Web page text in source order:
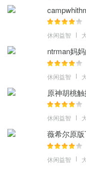
合成功击败敌人
多种不同的恐龙训练战
斗模式的新鲜感
游戏提供了饲养、训练
同的游戏内容，身临其
爽快刺激的恐龙战斗冒
享受恐龙冒险之旅
采用回合制战斗方式，
攻击敌人，充满挑战和乐
休闲益智
ntrman妈
休闲益智
原神胡桃
休闲益智
薇希尔原
休闲益智